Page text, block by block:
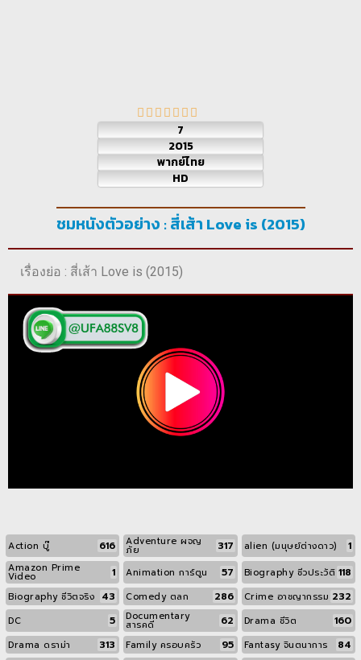
7
2015
พากย์ไทย
HD
ชมหนังตัวอย่าง : สี่เส้า Love is (2015)
เรื่องย่อ : สี่เส้า Love is (2015)
Action บู๊ 616 Adventure ผจญ
ภัย 317 alien (มนุษย์ต่างดาว) 1
Amazon Prime
Video 1 Animation การ์ตูน 57 Biography ชีวประวัติ 118
Biography ชีวิตจริง 43 Comedy ตลก 286 Crime อาชญากรรม 232
DC 5 Documentary
สารคดี 62 Drama ชีวิต 160
Drama ดราม่า 313 Family ครอบครัว 95 Fantasy จินตนาการ 84